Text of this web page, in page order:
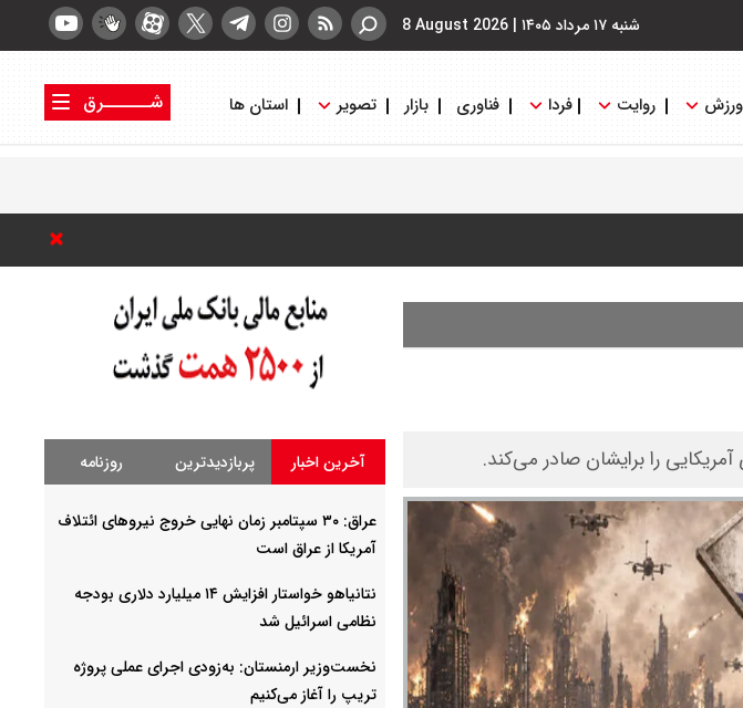
شنبه ۱۷ مرداد ۱۴۰۵ |
8 August 2026
ورزش روایت فردا فناوری بازار تصویر استان ها
شــــــرق
را برایشان صادر می‌کند. آخرین اخبار پربازدیدترین روزنامه
عراق: ۳۰ سپتامبر زمان نهایی خروج نیروهای ائتلاف
آمریکا از عراق است
نتانیاهو خواستار افزایش ۱۴ میلیارد دلاری بودجه
نظامی اسرائیل شد
نخست‌وزیر ارمنستان: به‌زودی اجرای عملی پروژه
تریپ را آغاز می‌کنیم